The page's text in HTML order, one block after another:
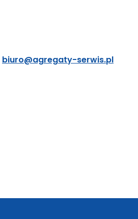
biuro@agregaty-serwis.pl